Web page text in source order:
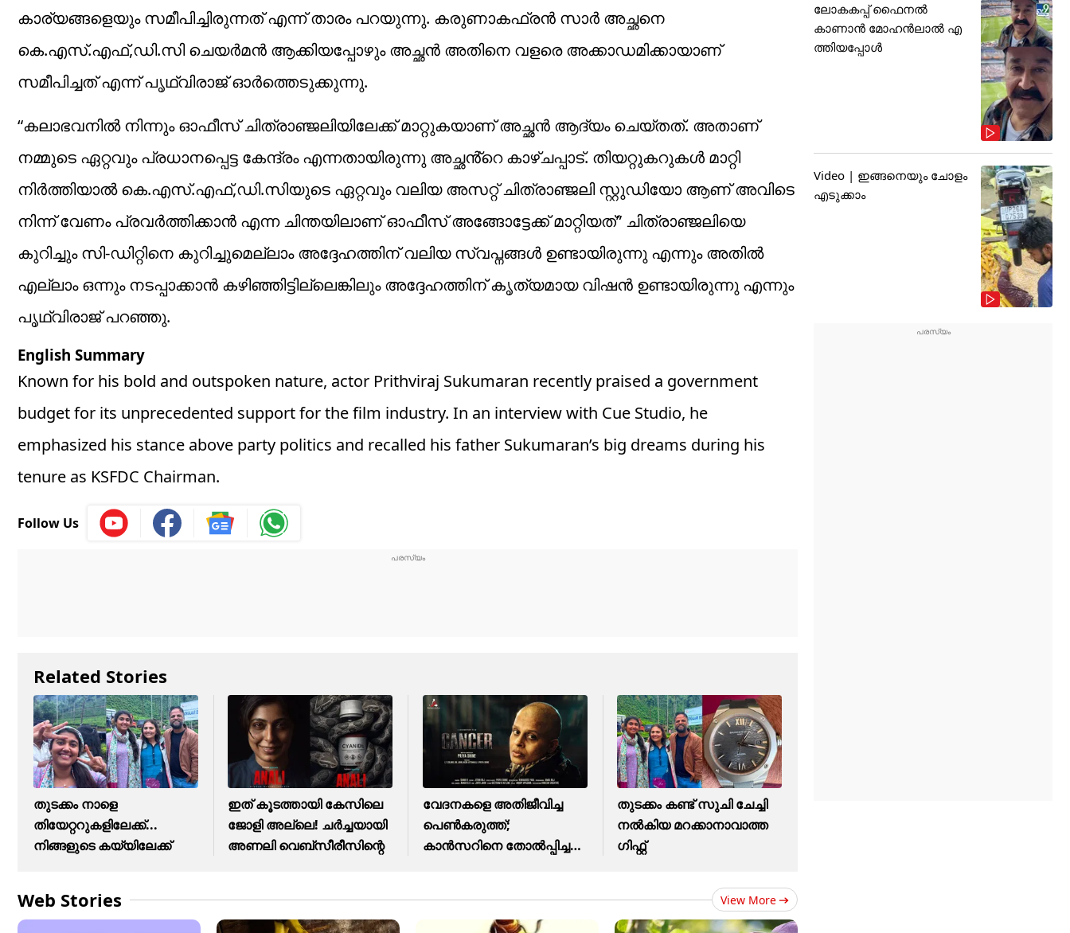
കാര്യങ്ങളെയും സമീപിച്ചിരുന്നത് എന്ന് താരം പറയുന്നു. കരുണാകഫ്രൻ സാർ അച്ഛനെ
കെ.എസ്.എഫ്,ഡി.സി ചെയർമൻ ആക്കിയപ്പോഴും അച്ഛൻ അതിനെ വളരെ അക്കാഡമിക്കായാണ്
സമീപിച്ചത് എന്ന് പൃഥ്വിരാജ് ഓർത്തെടുക്കുന്നു.
“കലാഭവനിൽ നിന്നും ഓഫീസ് ചിത്രാഞ്ജലിയിലേക്ക് മാറ്റുകയാണ് അച്ഛൻ ആദ്യം ചെയ്തത്. അതാണ്
നമ്മുടെ ഏറ്റവും പ്രധാനപ്പെട്ട കേന്ദ്രം എന്നതായിരുന്നു അച്ഛൻ്റെ കാഴ്ചപ്പാട്. തിയറ്റുകറുകൾ മാറ്റി
നിർത്തിയാൽ കെ.എസ്.എഫ്,ഡി.സിയുടെ ഏറ്റവും വലിയ അസറ്റ് ചിത്രാഞ്ജലി സ്റ്റുഡിയോ ആണ് അവിടെ
നിന്ന് വേണം പ്രവർത്തിക്കാൻ എന്ന ചിന്തയിലാണ് ഓഫീസ് അങ്ങോട്ടേക്ക് മാറ്റിയത്” ചിത്രാഞ്ജലിയെ
കുറിച്ചും സി-ഡിറ്റിനെ കുറിച്ചുമെല്ലാം അദ്ദേഹത്തിന് വലിയ സ്വപ്നങ്ങൾ ഉണ്ടായിരുന്നു എന്നും അതിൽ
എല്ലാം ഒന്നും നടപ്പാക്കാൻ കഴിഞ്ഞിട്ടില്ലെങ്കിലും അദ്ദേഹത്തിന് കൃത്യമായ വിഷൻ ഉണ്ടായിരുന്നു എന്നും
പൃഥ്വിരാജ് പറഞ്ഞു.
English Summary
Known for his bold and outspoken nature, actor Prithviraj Sukumaran recently praised a government
budget for its unprecedented support for the film industry. In an interview with Cue Studio, he
emphasized his stance above party politics and recalled his father Sukumaran’s big dreams during his
tenure as KSFDC Chairman.
Follow Us
Related Stories
തുടക്കം നാളെ
തിയേറ്ററുകളിലേക്ക്...
നിങ്ങളുടെ കയ്യിലേക്ക്
ഇത് കൂടത്തായി കേസിലെ
ജോളി അല്ലെ! ചർച്ചയായി
അണലി വെബ്സീരീസിന്റെ
വേദനകളെ അതിജീവിച്ച
പെൺകരുത്ത്;
കാന്‍സറിനെ തോൽപ്പിച്ച
തുടക്കം കണ്ട് സുചി ചേച്ചി
നൽകിയ മറക്കാനാവാത്ത ​
ഗിഫ്റ്റ്
Web Stories View More
ലോകകപ്പ് ഫൈനൽ
കാണാൻ മോഹൻലാൽ എ
ത്തിയപ്പോൾ
Video | ഇങ്ങനെയും ചോളം
എടുക്കാം